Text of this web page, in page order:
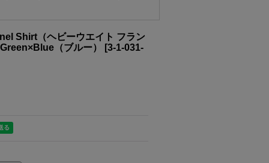
Shirt（ヘビーウエイト フラン
（ブルー）
[3-1-031-